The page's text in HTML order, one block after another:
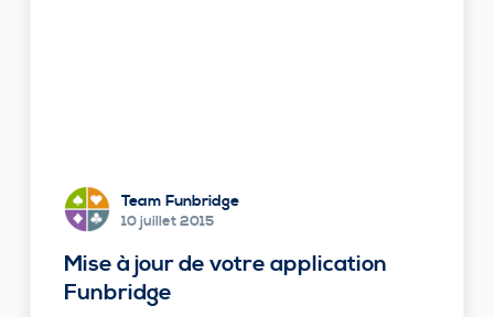
Team Funbridge
10 juillet 2015
Mise à jour de votre application
Funbridge